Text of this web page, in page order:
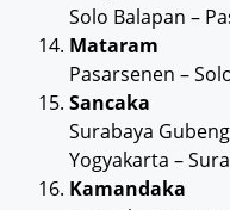
Solo Balapan –
Mataram
Pasarsenen –
Sancaka
Surabaya
Yogyakarta –
Kamandaka